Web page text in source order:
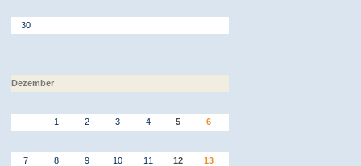
30
Dezember
1 2 3 4 5 6
7 8 9 10 11 12 13